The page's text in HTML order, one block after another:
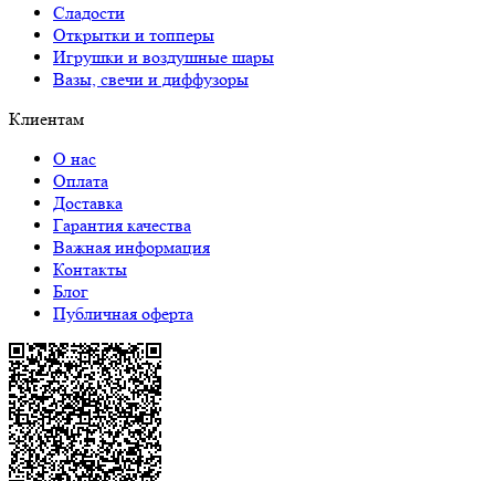
Сладости
Открытки и топперы
Игрушки и воздушные шары
Вазы, свечи и диффузоры
Клиентам
О нас
Оплата
Доставка
Гарантия качества
Важная информация
Контакты
Блог
Публичная оферта